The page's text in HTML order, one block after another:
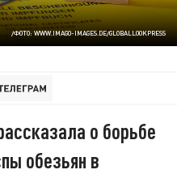
/ФОТО: WWW.IMAGO-IMAGES.DE/GLOBALLOOKPRESS
о борьбе
обезьян в